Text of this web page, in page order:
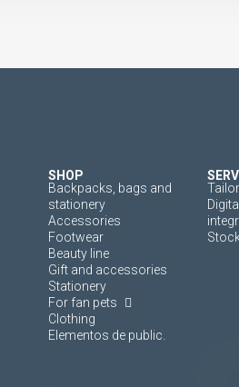
SHOP
Backpacks, bags and
stationery
Accessories
Footwear
Beauty line
Gift and accessories
Stationery
For fan pets
Clothing
Elementos de public.